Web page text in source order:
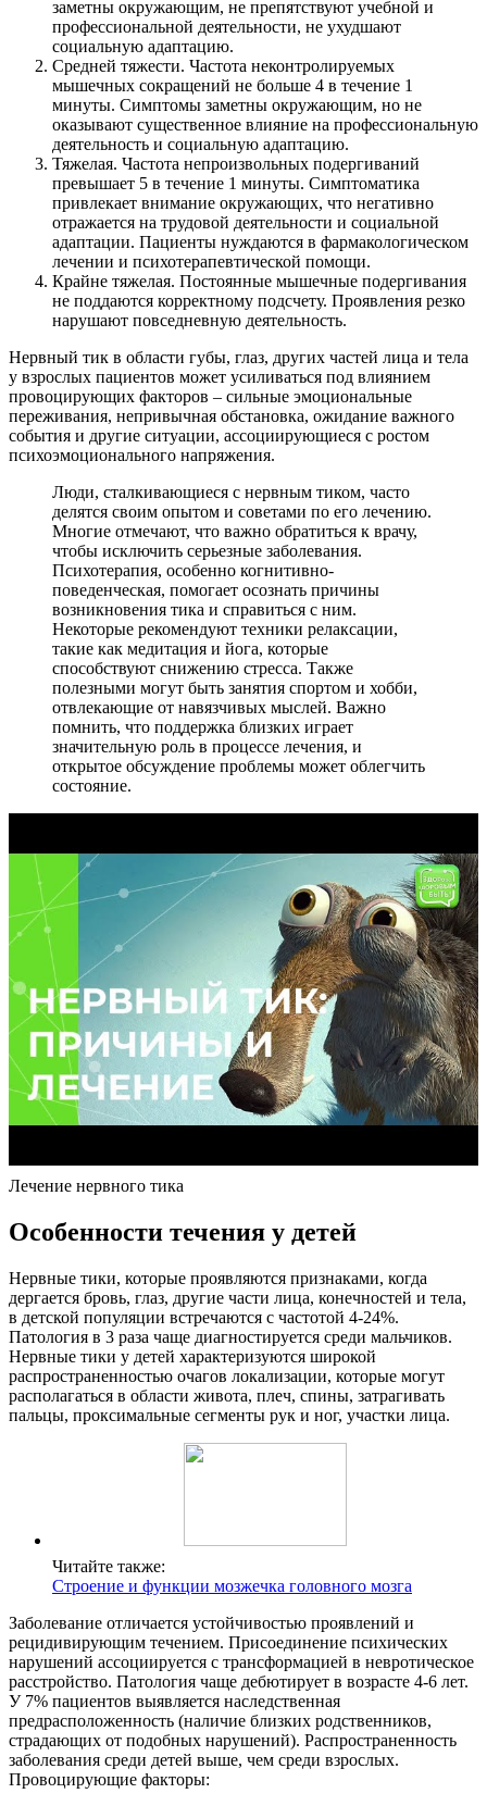
заметны окружающим, не препятствуют учебной и
профессиональной деятельности, не ухудшают
социальную адаптацию.
Средней тяжести. Частота неконтролируемых
мышечных сокращений не больше 4 в течение 1
минуты. Симптомы заметны окружающим, но не
оказывают существенное влияние на профессиональную
деятельность и социальную адаптацию.
Тяжелая. Частота непроизвольных подергиваний
превышает 5 в течение 1 минуты. Симптоматика
привлекает внимание окружающих, что негативно
отражается на трудовой деятельности и социальной
адаптации. Пациенты нуждаются в фармакологическом
лечении и психотерапевтической помощи.
Крайне тяжелая. Постоянные мышечные подергивания
не поддаются корректному подсчету. Проявления резко
нарушают повседневную деятельность.
Нервный тик в области губы, глаз, других частей лица и тела
у взрослых пациентов может усиливаться под влиянием
провоцирующих факторов – сильные эмоциональные
переживания, непривычная обстановка, ожидание важного
события и другие ситуации, ассоциирующиеся с ростом
психоэмоционального напряжения.
Люди, сталкивающиеся с нервным тиком, часто
делятся своим опытом и советами по его лечению.
Многие отмечают, что важно обратиться к врачу,
чтобы исключить серьезные заболевания.
Психотерапия, особенно когнитивно-
поведенческая, помогает осознать причины
возникновения тика и справиться с ним.
Некоторые рекомендуют техники релаксации,
такие как медитация и йога, которые
способствуют снижению стресса. Также
полезными могут быть занятия спортом и хобби,
отвлекающие от навязчивых мыслей. Важно
помнить, что поддержка близких играет
значительную роль в процессе лечения, и
открытое обсуждение проблемы может облегчить
состояние.
Лечение нервного тика
Особенности течения у детей
Нервные тики, которые проявляются признаками, когда
дергается бровь, глаз, другие части лица, конечностей и тела,
в детской популяции встречаются с частотой 4-24%.
Патология в 3 раза чаще диагностируется среди мальчиков.
Нервные тики у детей характеризуются широкой
распространенностью очагов локализации, которые могут
располагаться в области живота, плеч, спины, затрагивать
пальцы, проксимальные сегменты рук и ног, участки лица.
Читайте также:
Строение и функции мозжечка головного мозга
Заболевание отличается устойчивостью проявлений и
рецидивирующим течением. Присоединение психических
нарушений ассоциируется с трансформацией в невротическое
расстройство. Патология чаще дебютирует в возрасте 4-6 лет.
У 7% пациентов выявляется наследственная
предрасположенность (наличие близких родственников,
страдающих от подобных нарушений). Распространенность
заболевания среди детей выше, чем среди взрослых.
Провоцирующие факторы: